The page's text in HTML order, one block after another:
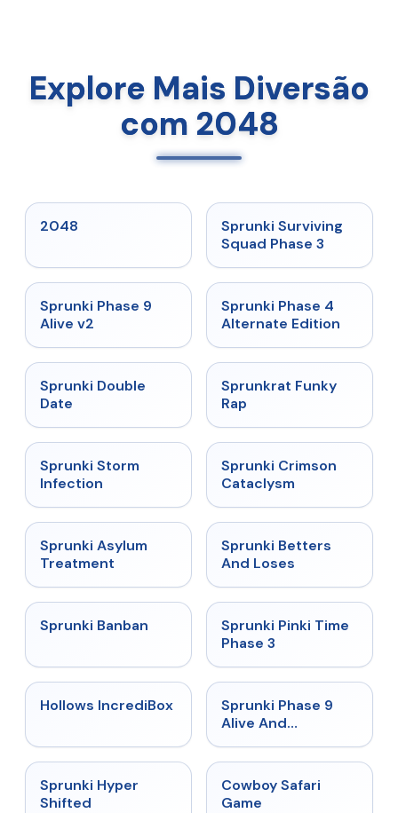
Explore Mais Diversão
com 2048
2048 ★ 4.7
Sprunki Surviving
Squad Phase 3
★
Sprunki Phase 9
Alive v2
★
Sprunki Phase 4
Alternate Edition
★
Sprunki Double
Date
★ 4.7
Sprunkrat Funky
Rap
★
Sprunki Storm
Infection
★ 4.7
Sprunki Crimson
Cataclysm
★
Sprunki Asylum
Treatment
★
Sprunki Betters
And Loses
★
Sprunki Banban ★ 4.9
Sprunki Pinki Time
Phase 3
★ 4.3
Hollows IncrediBox ★
Sprunki Phase 9
Alive And
Sprunki Hyper
Shifted
Cowboy Safari
Game